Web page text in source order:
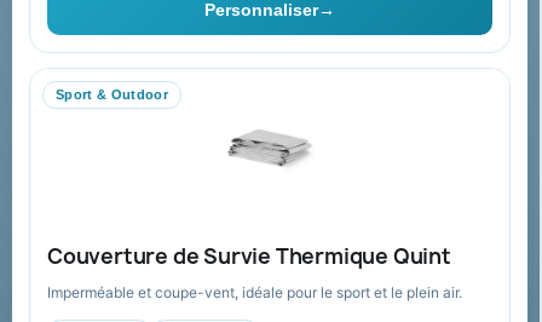
Personnaliser→
Sport & Outdoor
Couverture de Survie Thermique Quint
Imperméable et coupe-vent, idéale pour le sport et le plein air.
Livraison
Nous contacter
FAQ sur Promenoch Goodies Pub France
Conditions de retour